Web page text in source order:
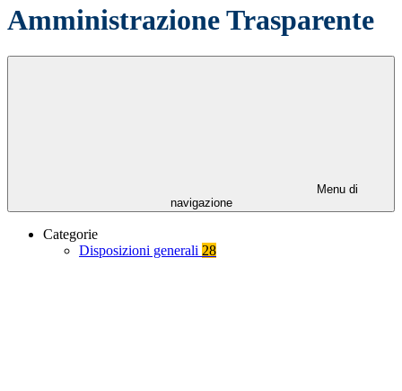
Amministrazione Trasparente
Menu di
navigazione
Categorie
Disposizioni generali 28